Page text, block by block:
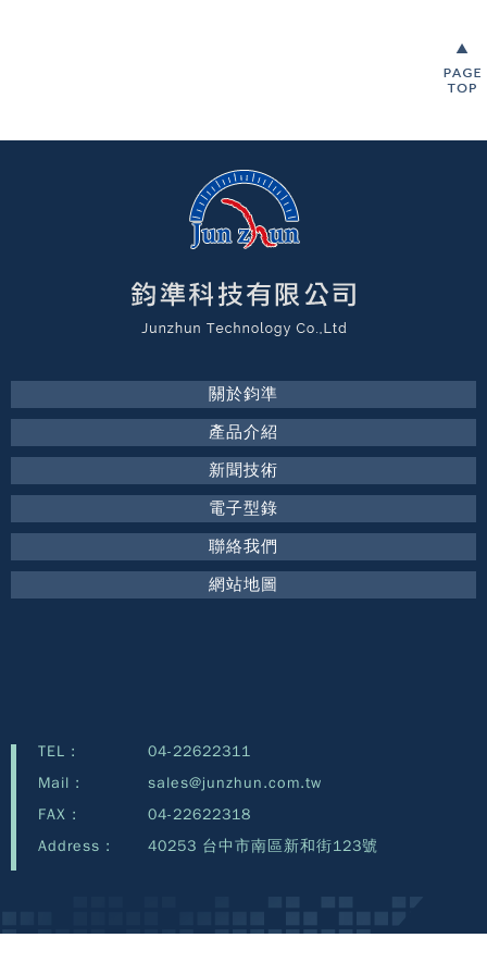
關於鈞準
產品介紹
新聞技術
電子型錄
聯絡我們
網站地圖
TEL :
04-22622311
Mail :
sales@junzhun.com.tw
FAX :
04-22622318
Address :
40253 台中市南區新和街123號